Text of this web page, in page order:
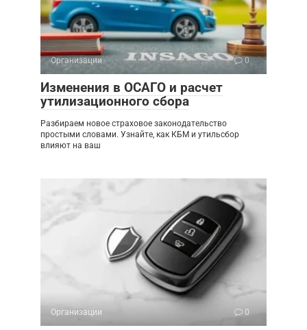
Организации 0
Изменения в ОСАГО и расчет
утилизационного сбора
Разбираем новое страховое законодательство
простыми словами. Узнайте, как КБМ и утильсбор
влияют на ваш
Организации 0